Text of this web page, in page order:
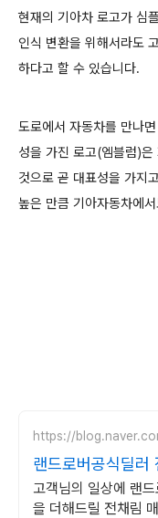
현재의 기아차 로고가 심
인식 변환을 위해서라도
하다고 할 수 있습니다.
도로에서 자동차를 만나
성을 가진 로고(엠블럼)
것으로 곧 대표성을 가지
높은 만큼 기아자동차에
https://
랜드로버공식딜러
고객님의 일상에 랜
을 더해드릴 전채림